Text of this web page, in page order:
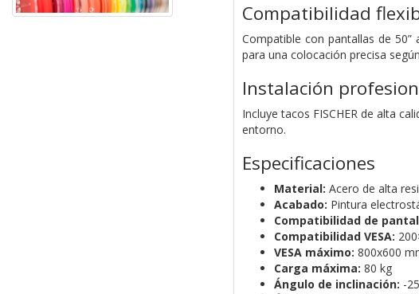
Compatibilidad
Compatible con pantallas de 50”
para una colocación precisa
Instalación
Incluye tacos FISCHER de alta
entorno.
Especificaciones
Material: Acero de alta
Acabado: Pintura
Compatibilidad de
Compatibilidad VESA:
VESA máximo: 800x600
Carga máxima: 80 kg
Ángulo de inclinación: -